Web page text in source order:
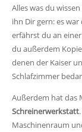
Alles was du
ihn Dir gern: es
erfährst du an
du außerdem
denen der Kaiser
Schlafzimmer
Außerdem hat das
Schreinerwerkstatt
Maschinenraum